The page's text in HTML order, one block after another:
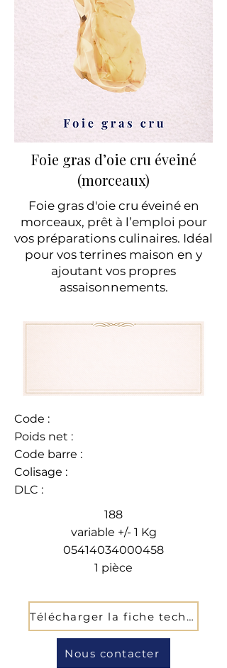
Foie gras d’oie cru éveiné
(morceaux)
Foie gras d'oie cru éveiné en
morceaux, prêt à l’emploi pour
vos préparations culinaires. Idéal
pour vos terrines maison en y
ajoutant vos propres
assaisonnements.
Code :
Poids net :
Code barre :
Colisage :
DLC :
188
variable +/- 1 Kg
05414034000458
1 pièce
Télécharger la fiche technique
Nous contacter